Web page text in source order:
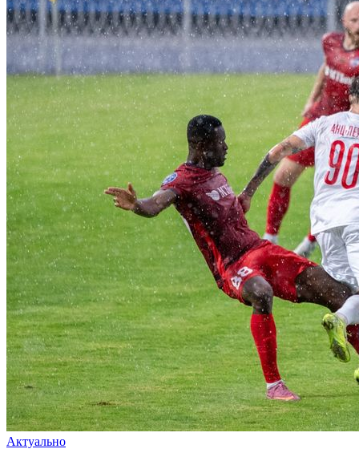
Актуально